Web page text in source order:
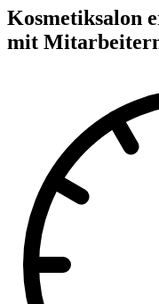
Kosmetiksalon
mit